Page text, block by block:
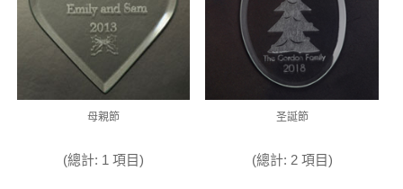
母親節
(總計: 1 項目)
圣誕節
(總計: 2 項目)